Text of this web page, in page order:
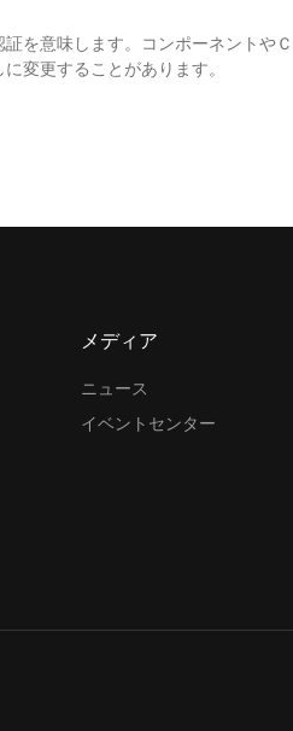
を意味します。コンポーネントや
変更することがあります。
メディア
ニュース
イベントセンター